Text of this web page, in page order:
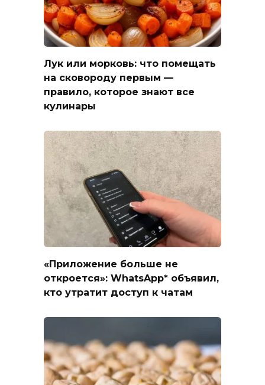
Лук или морковь: что помещать
на сковороду первым —
правило, которое знают все
кулинары
«Приложение больше не
откроется»: WhatsApp* объявил,
кто утратит доступ к чатам